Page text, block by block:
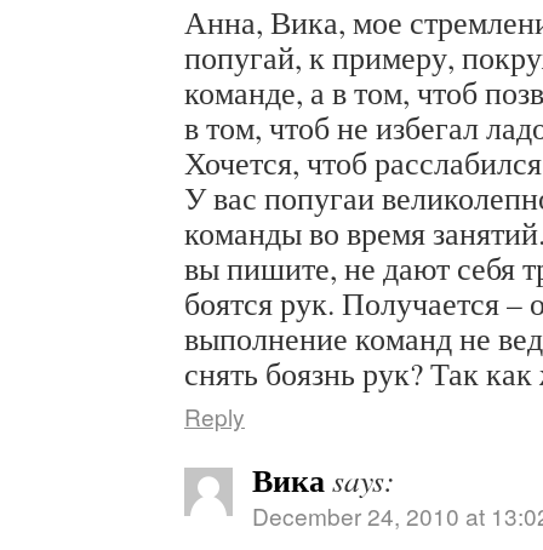
Анна, Вика, мое
попугай, к примеру,
команде, а в том, чтоб
в том, чтоб не избегал
Хочется, чтоб
У вас попугаи
команды во время
вы пишите, не дают себя
боятся рук. Получается –
выполнение команд не
снять боязнь рук? Так
Reply
Викаsays:
December 24, 2010 at